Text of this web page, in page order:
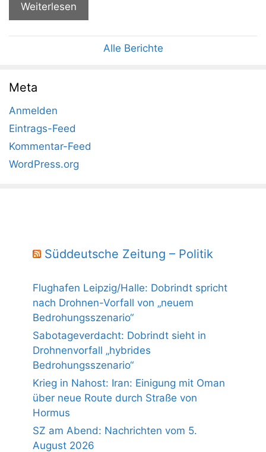
Weiterlesen
Alle Berichte
Meta
Anmelden
Eintrags-Feed
Kommentar-Feed
WordPress.org
Süddeutsche Zeitung – Politik
Flughafen Leipzig/Halle: Dobrindt spricht
nach Drohnen-Vorfall von „neuem
Bedrohungsszenario“
Sabotageverdacht: Dobrindt sieht in
Drohnenvorfall „hybrides
Bedrohungsszenario“
Krieg in Nahost: Iran: Einigung mit Oman
über neue Route durch Straße von
Hormus
SZ am Abend: Nachrichten vom 5.
August 2026